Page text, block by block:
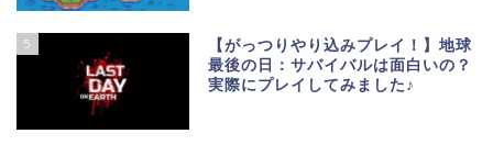
5
【がっつりやり込みプレイ！】地球
最後の日：サバイバルは面白いの？
実際にプレイしてみました♪